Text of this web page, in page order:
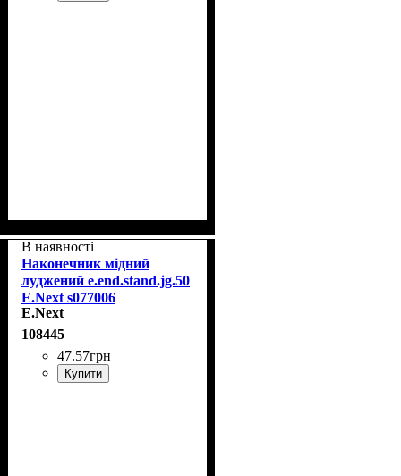
В наявності
Наконечник мідний
луджений e.end.stand.jg.50
E.Next s077006
E.Next
108445
47.57грн
Купити